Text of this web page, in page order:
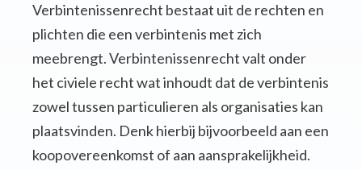
Verbintenissenrecht bestaat uit de rechten en
plichten die een verbintenis met zich
meebrengt. Verbintenissenrecht valt onder
het civiele recht wat inhoudt dat de verbintenis
zowel tussen particulieren als organisaties kan
plaatsvinden. Denk hierbij bijvoorbeeld aan een
koopovereenkomst of aan aansprakelijkheid.